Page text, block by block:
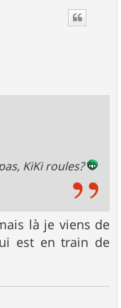
KiKi roules?
là je viens de
est en train de